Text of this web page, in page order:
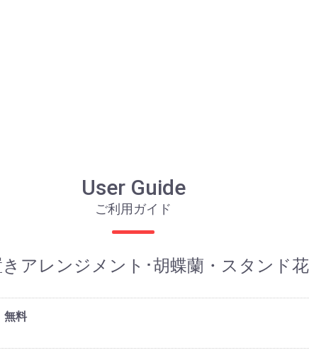
User Guide
ご利用ガイド
アレンジメント･胡蝶蘭・スタンド花
無料